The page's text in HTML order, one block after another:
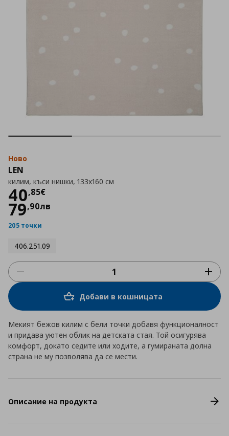
Ново
LEN
килим, къси нишки, 133x160 см
40,85€
Цена
79,90лв
205 точки
406.251.09
Добави в кошницата
Мекият бежов килим с бели точки добавя функционалност
и придава уютен облик на детската стая. Той осигурява
комфорт, докато седите или ходите, а гумираната долна
страна не му позволява да се мести.
Описание на продукта